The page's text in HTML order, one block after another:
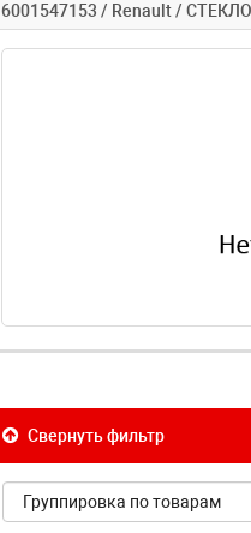
6001547153 / Renault /
Свернуть фильтр